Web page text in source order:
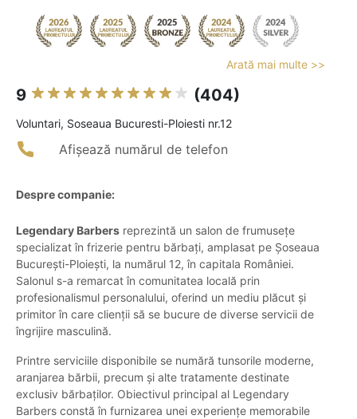
Arată mai multe >>
9 (404)
Voluntari, Soseaua Bucuresti-Ploiesti nr.12
Afișează numărul de telefon
Despre companie:
Legendary Barbers reprezintă un salon de frumusețe
specializat în frizerie pentru bărbați, amplasat pe Șoseaua
București-Ploiești, la numărul 12, în capitala României.
Salonul s-a remarcat în comunitatea locală prin
profesionalismul personalului, oferind un mediu plăcut și
primitor în care clienții să se bucure de diverse servicii de
îngrijire masculină.
Printre serviciile disponibile se numără tunsorile moderne,
aranjarea bărbii, precum și alte tratamente destinate
exclusiv bărbaților. Obiectivul principal al Legendary
Barbers constă în furnizarea unei experiențe memorabile